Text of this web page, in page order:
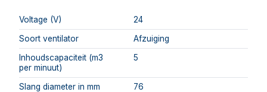
Voltage (V)
24
Soort ventilator
Afzuiging
Inhoudscapaciteit (m3
per minuut)
5
Slang diameter in mm
76